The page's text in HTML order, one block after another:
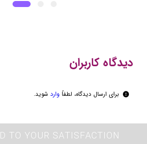
دیدگاه کاربران
برای ارسال دیدگاه، لطفاً وارد شوید.
TO YOUR SATISFACTION